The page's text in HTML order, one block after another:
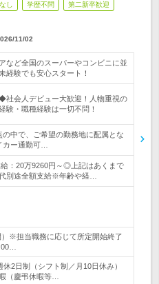
し 学歴不問 第二新卒歓迎
11/02
など全国のスーパーやコンビニに並
経験でも安心スタート！
社会人デビュー大歓迎！人物重視の
・職種経験は一切不問！
中で、ご希望の勤務地に配属とな
ー通勤可…
：20万9260円～◎上記はあくまで
別途全額支給※年齢や経…
※担当職務に応じて所定開始終了
2日制（シフト制／月10日休み）
（慶弔休暇等…